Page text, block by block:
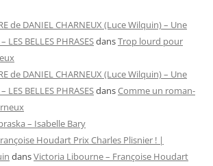
de DANIEL CHARNEUX (Luce Wilquin) – Une
LES BELLES PHRASESdansTrop lourd pour
de DANIEL CHARNEUX (Luce Wilquin) – Une
LES BELLES PHRASESdansComme un roman-
– Isabelle Bary
Houdart Prix Charles Plisnier ! |
dansVictoria Libourne – Françoise Houdart